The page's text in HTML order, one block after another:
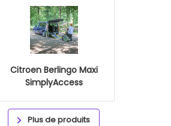
Citroen Berlingo Maxi
SimplyAccess
Plus de produits